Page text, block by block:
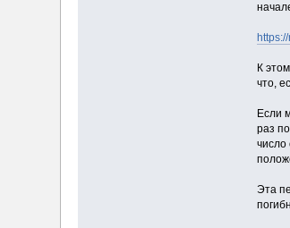
К
что,
Если
раз
число
Эта